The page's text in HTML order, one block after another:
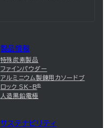
製品情報
特殊炭素製品
ファインパウダー
アルミニウム製錬用カソードブ
ロック SK-B®
人造黒鉛電極
サステナビリティ